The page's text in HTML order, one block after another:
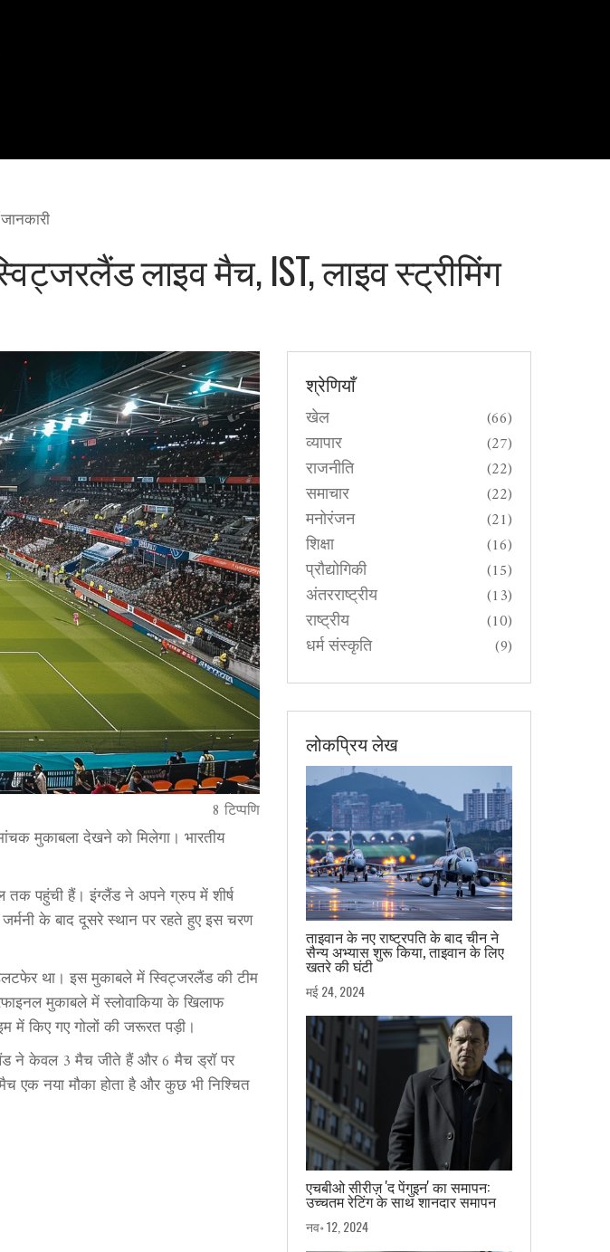
लाइव मैच, IST, लाइव स्ट्रीमिंग
8 टिप्पणि
मुकाबला देखने को मिलेगा। भारतीय
तक पहुंची हैं। इंग्लैंड ने अपने ग्रुप में शीर्ष
के बाद दूसरे स्थान पर रहते हुए इस चरण
था। इस मुकाबले में स्विट्जरलैंड की टीम
मुकाबले में स्लोवाकिया के खिलाफ
में किए गए गोलों की जरूरत पड़ी।
ने केवल 3 मैच जीते हैं और 6 मैच ड्रॉ पर
एक नया मौका होता है और कुछ भी निश्चित
श्रेणियाँ
खेल (66)
व्यापार (27)
राजनीति (22)
समाचार (22)
मनोरंजन (21)
शिक्षा (16)
प्रौद्योगिकी (15)
अंतरराष्ट्रीय (13)
राष्ट्रीय (10)
धर्म संस्कृति (9)
लोकप्रिय लेख
ताइवान के नए राष्ट्रपति के बाद चीन ने
सैन्य अभ्यास शुरू किया, ताइवान के लिए
खतरे की घंटी
मई 24, 2024
एचबीओ सीरीज़ 'द पेंगुइन' का समापन:
उच्चतम रेटिंग के साथ शानदार समापन
नव॰ 12, 2024